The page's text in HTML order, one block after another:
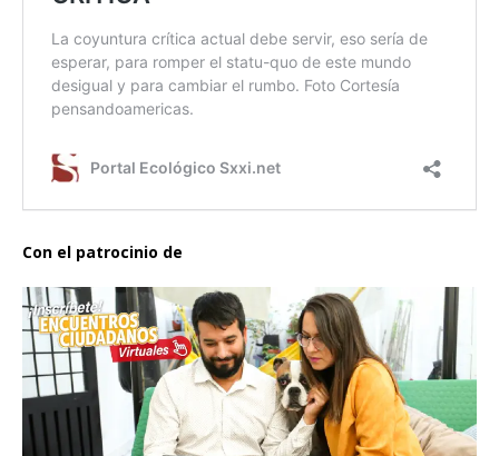
Con el patrocinio de